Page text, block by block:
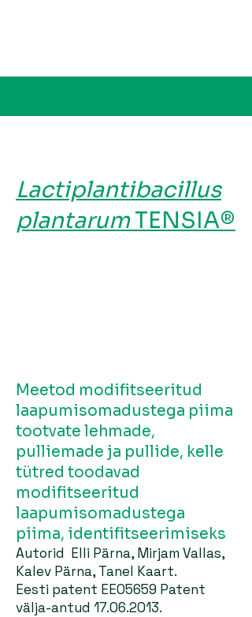
Lactiplantibacillus
plantarumTENSIA®
Meetod modifitseeritud
laapumisomadustega piima
tootvate lehmade,
pulliemade ja pullide, kelle
tütred toodavad
modifitseeritud
laapumisomadustega
piima, identifitseerimiseks
Autorid Elli Pärna, Mirjam Vallas,
Kalev Pärna, Tanel Kaart.
Eesti patent EE05659 Patent
välja-antud 17.06.2013.